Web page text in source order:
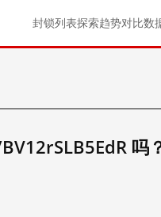
封锁列表探索趋势对比数
吗